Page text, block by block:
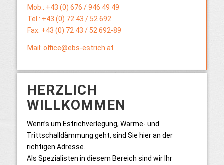
Mob.: +43 (0) 676 / 946 49 49
Tel.: +43 (0) 72 43 / 52 692
Fax: +43 (0) 72 43 / 52 692-89
Mail: office@ebs-estrich.at
HERZLICH
WILLKOMMEN
Wenn’s um Estrichverlegung, Wärme- und
Trittschalldämmung geht, sind Sie hier an der
richtigen Adresse.
Als Spezialisten in diesem Bereich sind wir Ihr